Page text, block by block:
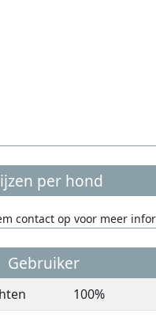
per hond
contact op voor meer
Gebruiker
100%